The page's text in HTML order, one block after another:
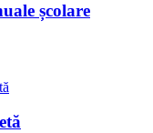
școlare